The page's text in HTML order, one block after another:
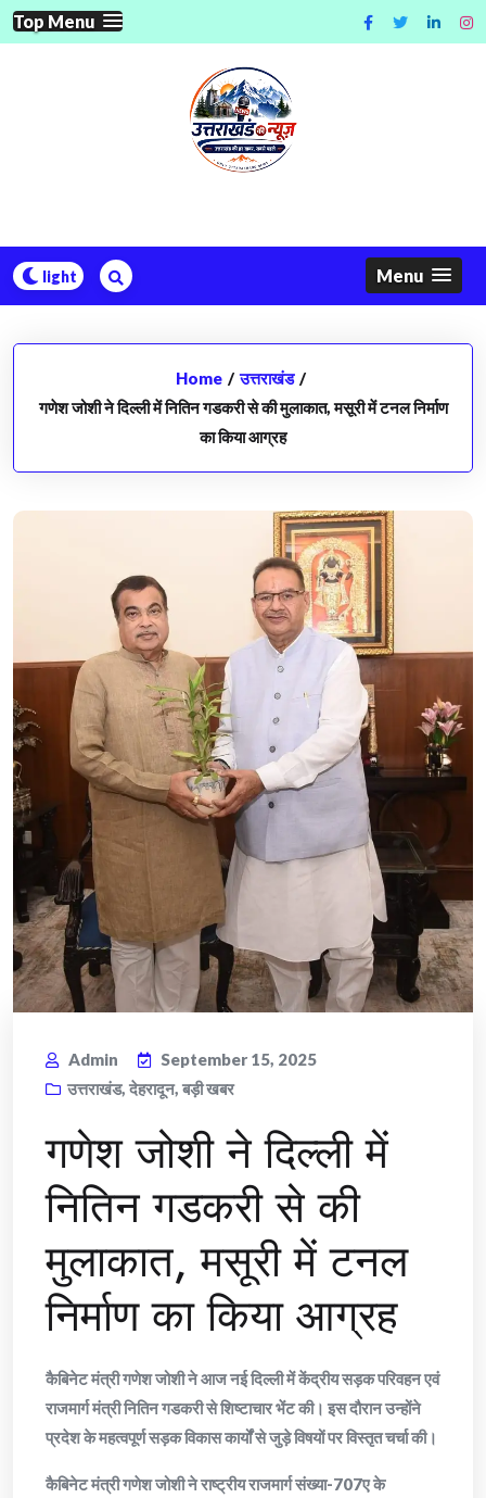
Skip
to
Top Menu
Menu
Home / उत्तराखंड /
गणेश जोशी ने दिल्ली में नितिन गडकरी से की मुलाकात, मसूरी में टनल निर्माण
का किया आग्रह
Admin
September 15, 2025
उत्तराखंड, देहरादून, बड़ी खबर
गणेश जोशी ने दिल्ली में
नितिन गडकरी से की
मुलाकात, मसूरी में टनल
निर्माण का किया आग्रह
कैबिनेट मंत्री गणेश जोशी ने आज नई दिल्ली में केंद्रीय सड़क परिवहन एवं
राजमार्ग मंत्री नितिन गडकरी से शिष्टाचार भेंट की। इस दौरान उन्होंने
प्रदेश के महत्वपूर्ण सड़क विकास कार्यों से जुड़े विषयों पर विस्तृत चर्चा की।
कैबिनेट मंत्री गणेश जोशी ने राष्ट्रीय राजमार्ग संख्या-707ए के